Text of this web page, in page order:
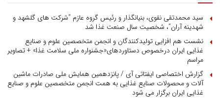
سید محمدتقی نقوی، بنیانگذار و رئیس گروه عازم “شرکت های گلشهد و
شهدینه آران”، شخصیت سال صنعت غذا شد
نشست هم افزایی تولیدکنندگان و انجمن متخصصین علوم و صنایع
غذایی ایران درخصوص دستاوردهای«جشنواره ملی سلامت غذا» + تصاویر
مراسم
گزارش اختصاصی ایفتاتی آی / پانزدهمین همایش ملی صادرات ماشین
آلات و محصولات صنایع غذایی به همت انجمن متخصصین علوم و صنایع
غذایی ایران برگزار می شود